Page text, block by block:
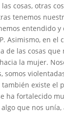
cosas, otras
tenemos
entendido y
Asimismo, en el
de las cosas que
la mujer.
somos
existe el
ha fortalecido
que nos unía,